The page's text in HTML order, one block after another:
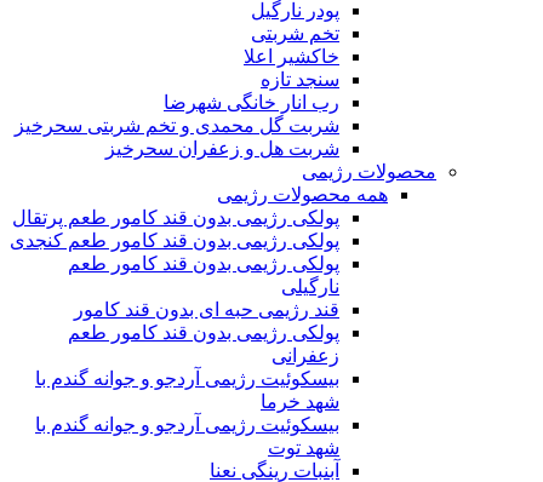
پودر نارگیل
تخم شربتی
خاکشیر اعلا
سنجد تازه
رب انار خانگی شهرضا
شربت گل محمدی و تخم شربتی سحرخیز
شربت هل و زعفران سحرخیز
محصولات رژیمی
همه محصولات رژیمی
پولکی رژیمی بدون قند کامور طعم پرتقال
پولکی رژیمی بدون قند کامور طعم کنجدی
پولکی رژیمی بدون قند کامور طعم
نارگیلی
قند رژیمی حبه ای بدون قند کامور
پولکی رژیمی بدون قند کامور طعم
زعفرانی
بيسکوئيت رژیمی آردجو و جوانه گندم با
شهد خرما
بيسکوئيت رژیمی آردجو و جوانه گندم با
شهد توت
آبنبات رینگی نعنا